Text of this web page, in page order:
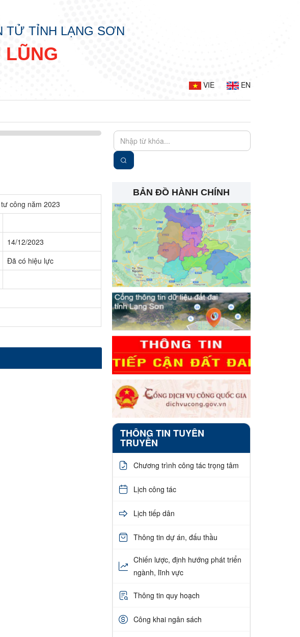
TỬ TỈNH LẠNG SƠN
LŨNG
VIE EN
công năm 2023
14/12/2023
Đã có hiệu lực
BẢN ĐỒ HÀNH CHÍNH
THÔNG TIN TUYÊN
TRUYỀN
Chương trình công tác trọng tâm
Lịch công tác
Lịch tiếp dân
Thông tin dự án, đấu thầu
Chiến lược, định hướng phát triển
ngành, lĩnh vực
Thông tin quy hoạch
Công khai ngân sách